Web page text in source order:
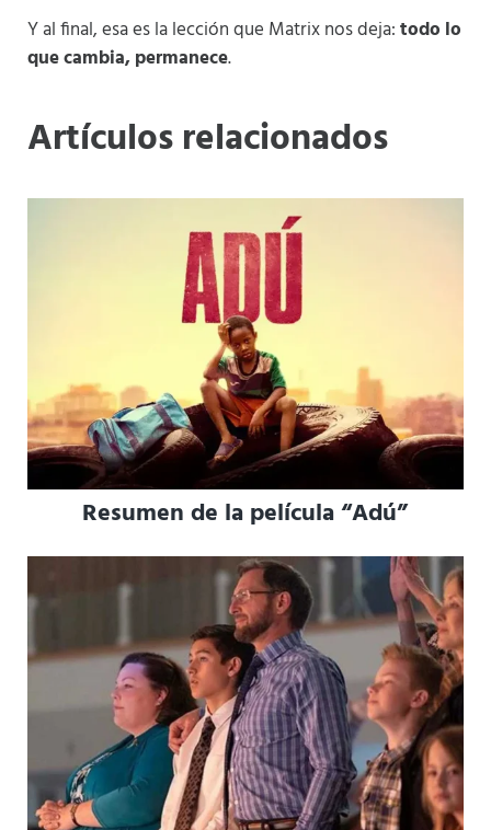
Y al final, esa es la lección que Matrix nos deja:todo lo
que cambia, permanece.
Artículos relacionados
Resumen de la película “Adú”